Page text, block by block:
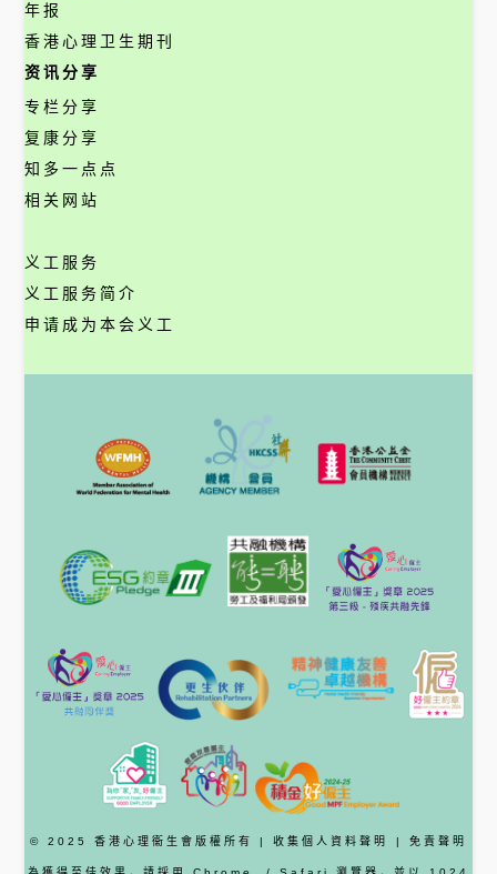
年报
香港心理卫生期刊
资讯分享
专栏分享
复康分享
知多一点点
相关网站
义工服务
义工服务简介
申请成为本会义工
© 2025 香港心理衞生會版權所有 | 收集個人資料聲明 | 免責聲明